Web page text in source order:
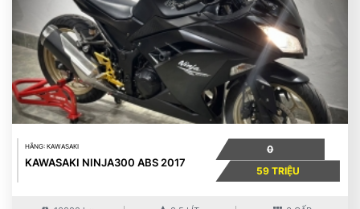
HÃNG: KAWASAKI
KAWASAKI NINJA300 ABS 2017
0
59 TRIỆU